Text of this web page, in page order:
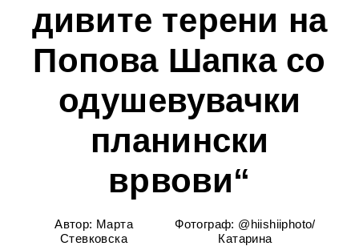
дивите терени на
Попова Шапка со
одушевувачки
планински
врвови“
Автор: Марта
Стевковска
Фотограф: @hiishiiphoto/
Катарина